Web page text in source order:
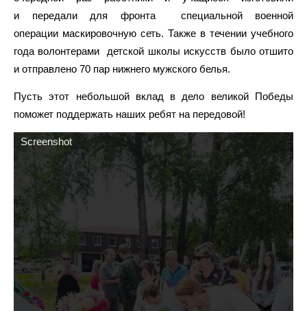
и передали для фронта специальной военной
операции маскировочную сеть. Также в течении учебного
года волонтерами детской школы искусств было отшито
и отправлено 70 пар нижнего мужского белья.
Пусть этот небольшой вклад в дело великой Победы
поможет поддержать наших ребят на передовой!